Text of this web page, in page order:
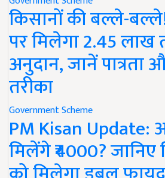
किसानों की बल्ले-
पर मिलेगा 2.45 लाख
अनुदान, जानें
तरीका
Government Scheme
PM Kisan Update:
मिलेंगे ₹4000? जानिए